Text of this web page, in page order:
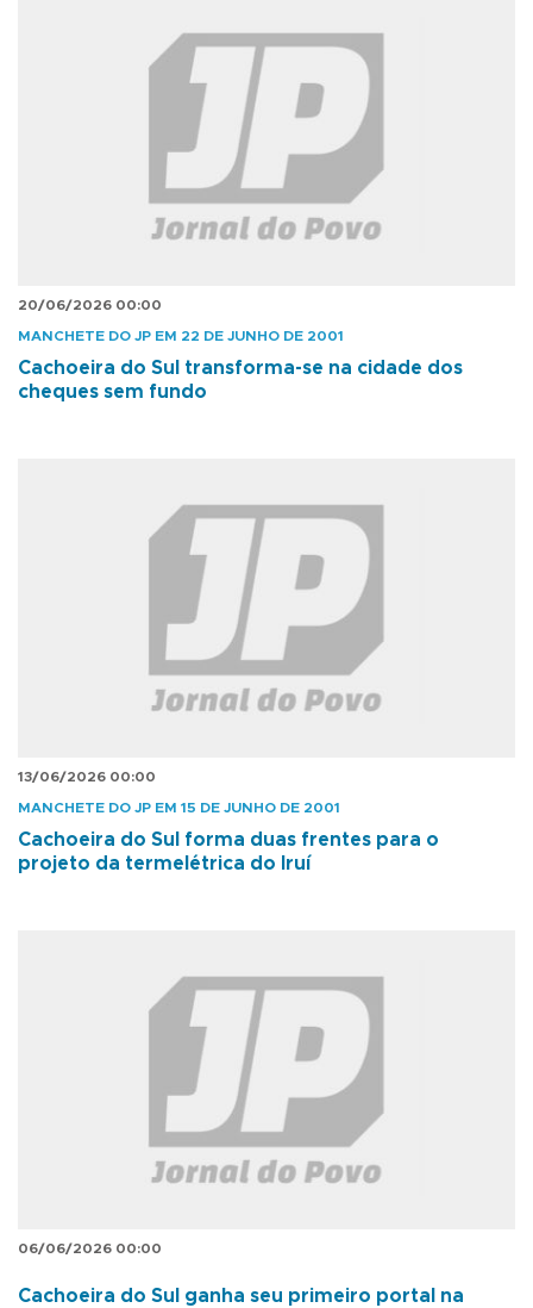
20/06/2026 00:00
MANCHETE DO JP EM 22 DE JUNHO DE 2001
Cachoeira do Sul transforma-se na cidade dos
cheques sem fundo
13/06/2026 00:00
MANCHETE DO JP EM 15 DE JUNHO DE 2001
Cachoeira do Sul forma duas frentes para o
projeto da termelétrica do Iruí
06/06/2026 00:00
Cachoeira do Sul ganha seu primeiro portal na